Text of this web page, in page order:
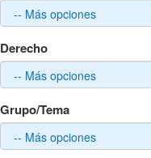
Derecho
Grupo/Tema